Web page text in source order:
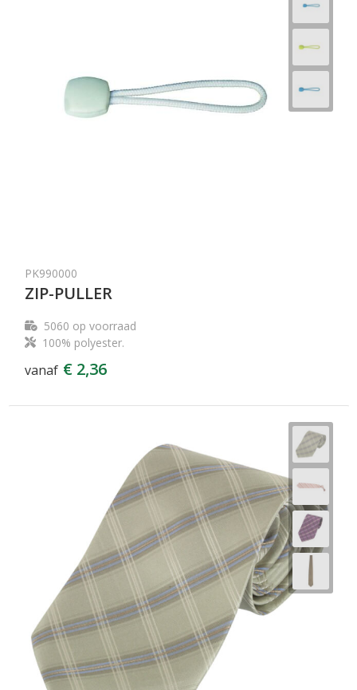
PK990000
ZIP-PULLER
5060 op voorraad
100% polyester.
vanaf € 2,36